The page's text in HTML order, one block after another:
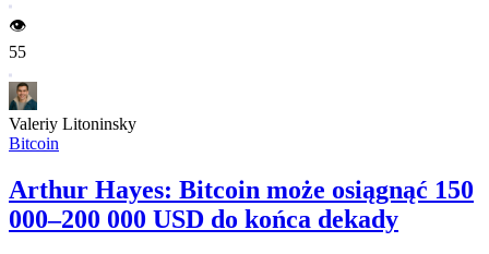
👁️
55
Valeriy Litoninsky
Bitcoin
Arthur Hayes: Bitcoin może osiągnąć 150
000–200 000 USD do końca dekady